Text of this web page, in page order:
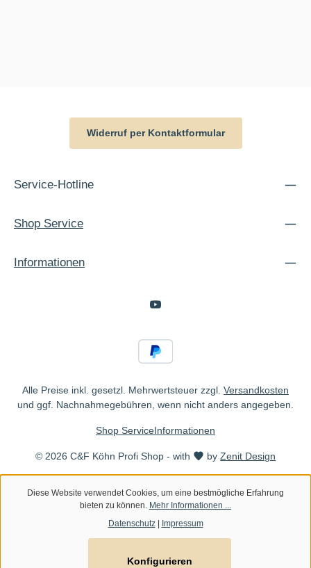
Widerruf per Kontaktformular
Service-Hotline
Shop Service
Informationen
Alle Preise inkl. gesetzl. Mehrwertsteuer zzgl. Versandkosten
und ggf. Nachnahmegebühren, wenn nicht anders angegeben.
© 2026 C&F Köhn Profi Shop - with byZenit Design
Shop ServiceInformationen
Diese Website verwendet Cookies, um eine bestmögliche Erfahrung
bieten zu können. Mehr Informationen ...
Datenschutz| Impressum
Konfigurieren